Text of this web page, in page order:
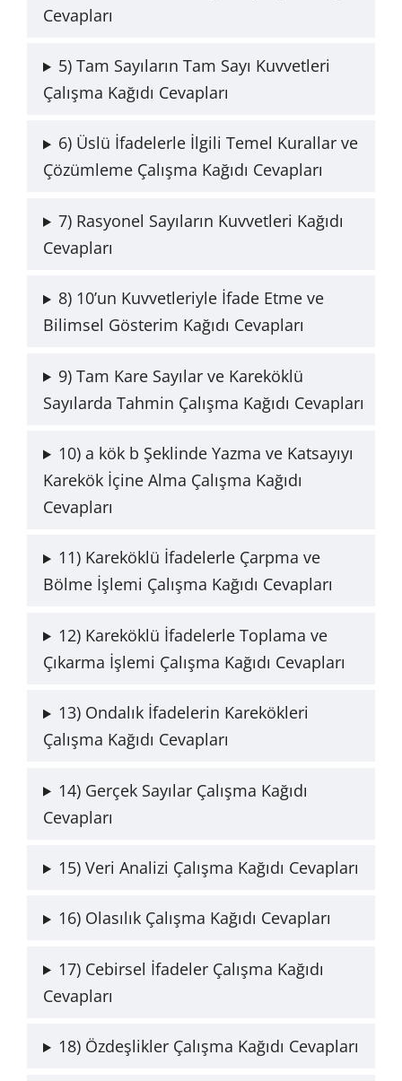
Cevapları
5) Tam Sayıların Tam Sayı Kuvvetleri
Çalışma Kağıdı Cevapları
6) Üslü İfadelerle İlgili Temel Kurallar ve
Çözümleme Çalışma Kağıdı Cevapları
7) Rasyonel Sayıların Kuvvetleri Kağıdı
Cevapları
8) 10’un Kuvvetleriyle İfade Etme ve
Bilimsel Gösterim Kağıdı Cevapları
9) Tam Kare Sayılar ve Kareköklü
Sayılarda Tahmin Çalışma Kağıdı Cevapları
10) a kök b Şeklinde Yazma ve Katsayıyı
Karekök İçine Alma Çalışma Kağıdı
Cevapları
11) Kareköklü İfadelerle Çarpma ve
Bölme İşlemi Çalışma Kağıdı Cevapları
12) Kareköklü İfadelerle Toplama ve
Çıkarma İşlemi Çalışma Kağıdı Cevapları
13) Ondalık İfadelerin Karekökleri
Çalışma Kağıdı Cevapları
14) Gerçek Sayılar Çalışma Kağıdı
Cevapları
15) Veri Analizi Çalışma Kağıdı Cevapları
16) Olasılık Çalışma Kağıdı Cevapları
17) Cebirsel İfadeler Çalışma Kağıdı
Cevapları
18) Özdeşlikler Çalışma Kağıdı Cevapları